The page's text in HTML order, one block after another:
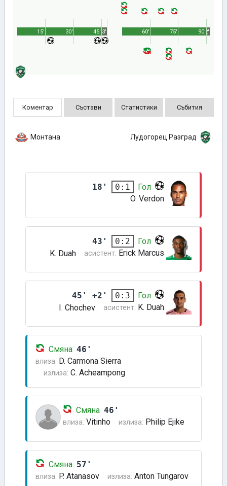
45'
15' 30' 3' 90'
60' 75' 2'
Коментар Състави Статистики Събития
Монтана Лудогорец Разград
18' 0:1
Гол
O. Verdon
43' 0:2
Гол
K. Duah
асистент: Erick Marcus
45' +2' 0:3
Гол
I. Chochev
асистент: K. Duah
Смяна 46'
влиза: D. Carmona Sierra
излиза: C. Acheampong
Смяна 46'
влиза: Vitinho излиза: Philip Ejike
Смяна 57'
влиза: P. Atanasov излиза: Anton Tungarov